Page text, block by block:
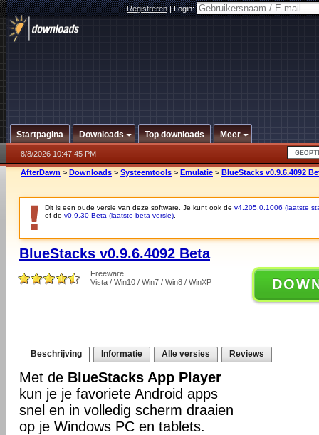
Registreren|Login:
Startpagina Downloads Top downloads Meer
8/8/2026 10:47:45 PM
AfterDawn > Downloads > Systeemtools > Emulatie > BlueStacks v0.9.6.4092
Dit is een oude versie van deze software. Je kunt ook de v4.205.0.1006 (laatste
of de v0.9.30 Beta (laatste beta versie)
BlueStacks v0.9.6.4092 Beta
Freeware
Vista / Win10 / Win7 / Win8 / WinXP
Beschrijving Informatie Alle versies Reviews
Met de BlueStacks App Player
kun je je favoriete Android apps
snel en in volledig scherm draaien
op je Windows PC en tablets.